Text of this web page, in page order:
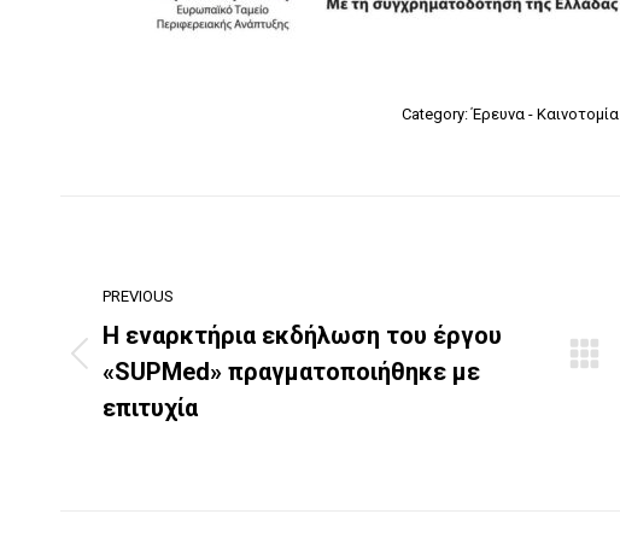
Category:Έρευνα - Καινοτομία
PREVIOUS
Previous
post:
Η εναρκτήρια εκδήλωση του έργου
«SUPMed» πραγματοποιήθηκε με
επιτυχία